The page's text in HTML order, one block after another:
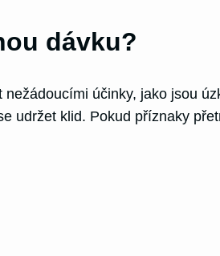
dávku?
účinky, jako jsou
udržet klid. Pokud příznaky